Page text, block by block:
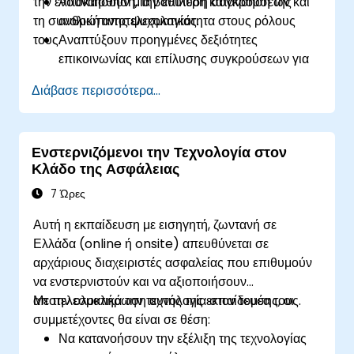
τη συνολική αποτελεσματικότητα στους ρόλους
τους.
ανθρώπινης ψυχολογίας.
Αναπτύξουν προηγμένες δεξιότητες
επικοινωνίας και επίλυσης συγκρούσεων για
κοινό, τους συναδέλφους και σε σενάρια
διαπραγμάτευσης.
Προάγουν την ευαισθητοποίηση και
κατανόηση των διαφορετικών πολιτισμικών
υπόβαθρων, βελτιώνοντας την κοινοτική
αστυνόμευση και τις σχέσεις με διάφορες
Διάβασε περισσότερα...
Ενστερνιζόμενοι την Τεχνολογία στον
Κλάδο της Ασφάλειας
7 Ώρες
Αυτή η εκπαίδευση με εισηγητή, ζωντανή σε
Ελλάδα (online ή onsite) απευθύνεται σε
αρχάριους διαχειριστές ασφαλείας που επιθυμούν
να ενστερνιστούν και να αξιοποιήσουν
αποτελεσματικά την τεχνολογία στον τομέα τους.
Με την ολοκλήρωση αυτής της εκπαίδευσης, οι
συμμετέχοντες θα είναι σε θέση:
Να κατανοήσουν την εξέλιξη της τεχνολογίας